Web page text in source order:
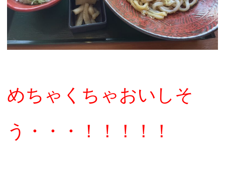
めちゃくちゃおいしそ
う・・・！！！！！